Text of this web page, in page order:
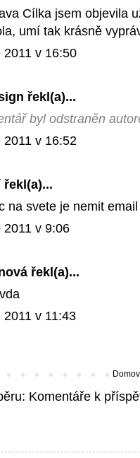
Cílka jsem objevila
umí tak krásně
2011 v 16:50
řekl(a)...
byl odstraněn
2011 v 16:52
na svete je nemit
2011 v 9:06
řekl(a)...
v 11:43
Komentáře k